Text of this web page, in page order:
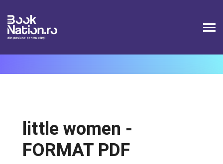
'booknation_superAdmin' has exceeded the
'max_user_connections' resource (current value: 2)
little women -
FORMAT PDF